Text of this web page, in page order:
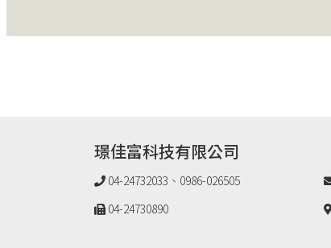
璟佳富科技有限公司
04-24732033、0986-026505
04-24730890